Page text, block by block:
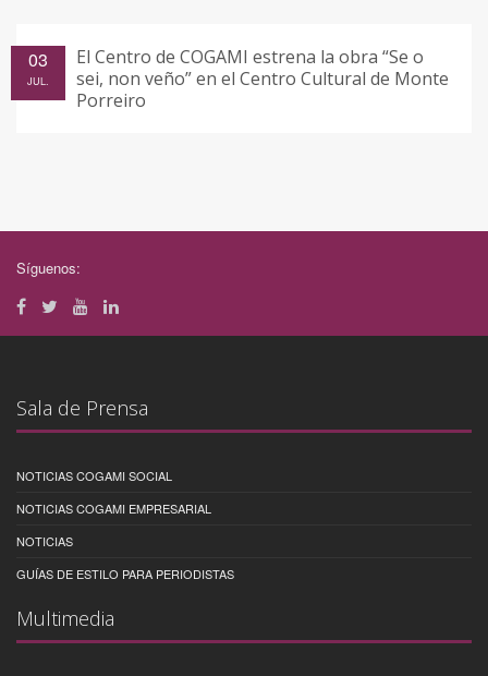
El Centro de COGAMI estrena la obra “Se o
sei, non veño” en el Centro Cultural de Monte
Porreiro
03
JUL.
Síguenos:
Sala de Prensa
NOTICIAS COGAMI SOCIAL
NOTICIAS COGAMI EMPRESARIAL
NOTICIAS
GUÍAS DE ESTILO PARA PERIODISTAS
Multimedia